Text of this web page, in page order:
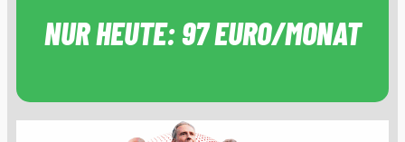
NUR HEUTE: 97 EURO/MONAT